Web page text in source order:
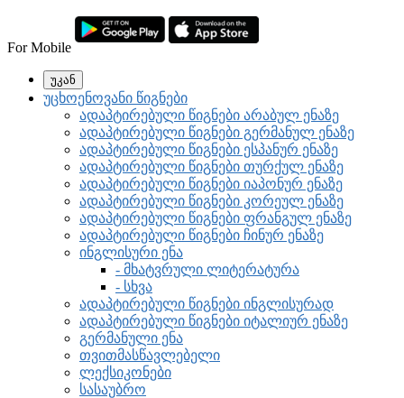
For Mobile
უკან
უცხოენოვანი წიგნები
ადაპტირებული წიგნები არაბულ ენაზე
ადაპტირებული წიგნები გერმანულ ენაზე
ადაპტირებული წიგნები ესპანურ ენაზე
ადაპტირებული წიგნები თურქულ ენაზე
ადაპტირებული წიგნები იაპონურ ენაზე
ადაპტირებული წიგნები კორეულ ენაზე
ადაპტირებული წიგნები ფრანგულ ენაზე
ადაპტირებული წიგნები ჩინურ ენაზე
ინგლისური ენა
- მხატვრული ლიტერატურა
- სხვა
ადაპტირებული წიგნები ინგლისურად
ადაპტირებული წიგნები იტალიურ ენაზე
გერმანული ენა
თვითმასწავლებელი
ლექსიკონები
სასაუბრო